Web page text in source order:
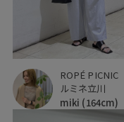
ROPÉ PICNIC
ルミネ立川
miki (164cm)